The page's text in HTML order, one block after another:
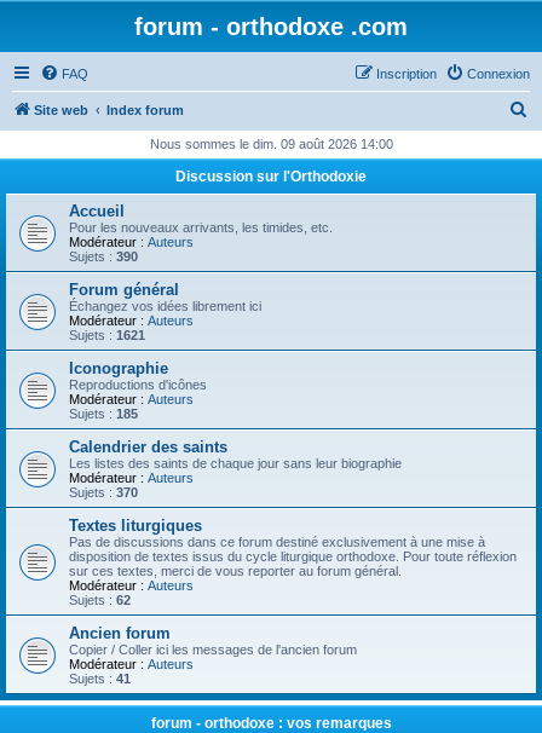
forum - orthodoxe .com
FAQ Connexion
Inscription
Site web Index forum
h
Nous sommes le dim. 09 août 2026 14:00
Discussion sur l'Orthodoxie
Accueil
Pour les nouveaux arrivants, les timides, etc.
Modérateur : Auteurs
Sujets : 390
Forum général
Échangez vos idées librement ici
Modérateur : Auteurs
Sujets : 1621
Iconographie
Reproductions d'icônes
Modérateur : Auteurs
Sujets : 185
Calendrier des saints
Les listes des saints de chaque jour sans leur biographie
Modérateur : Auteurs
Sujets : 370
Textes liturgiques
Pas de discussions dans ce forum destiné exclusivement à une mise à
disposition de textes issus du cycle liturgique orthodoxe. Pour toute réflexion
sur ces textes, merci de vous reporter au forum général.
Modérateur : Auteurs
Sujets : 62
Ancien forum
Copier / Coller ici les messages de l'ancien forum
Modérateur : Auteurs
Sujets : 41
forum - orthodoxe : vos remarques